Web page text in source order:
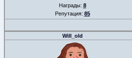
Награды: 8
Репутация: 85
Will_old